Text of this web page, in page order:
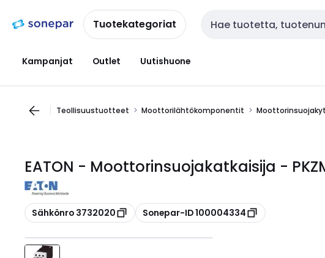
navigointiinsisältöönTuotekategoriat Haku
Kampanjat Outlet Uutishuone
Teollisuustuotteet Moottorilähtökomponentit
EATON - Moottorinsuojakatkaisija -
Kopioi
Sähkönro 3732020 Kopioi
Sonepar-ID 100004334